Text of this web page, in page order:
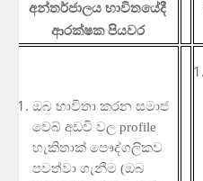
අන්තර්ජාලය භාවිතයේදී
ආරක්ෂක පියවර
ඔබ භාවිතා කරන සමාජ
වෙබ් අඩවි වල profile
හැකිතාක් පෞද්ගලිකව
පවත්වා ගැනීම (ඔබ